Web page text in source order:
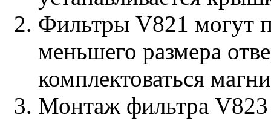
Фильтры V821 могут
меньшего размера
комплектоваться
Монтаж фильтра V823